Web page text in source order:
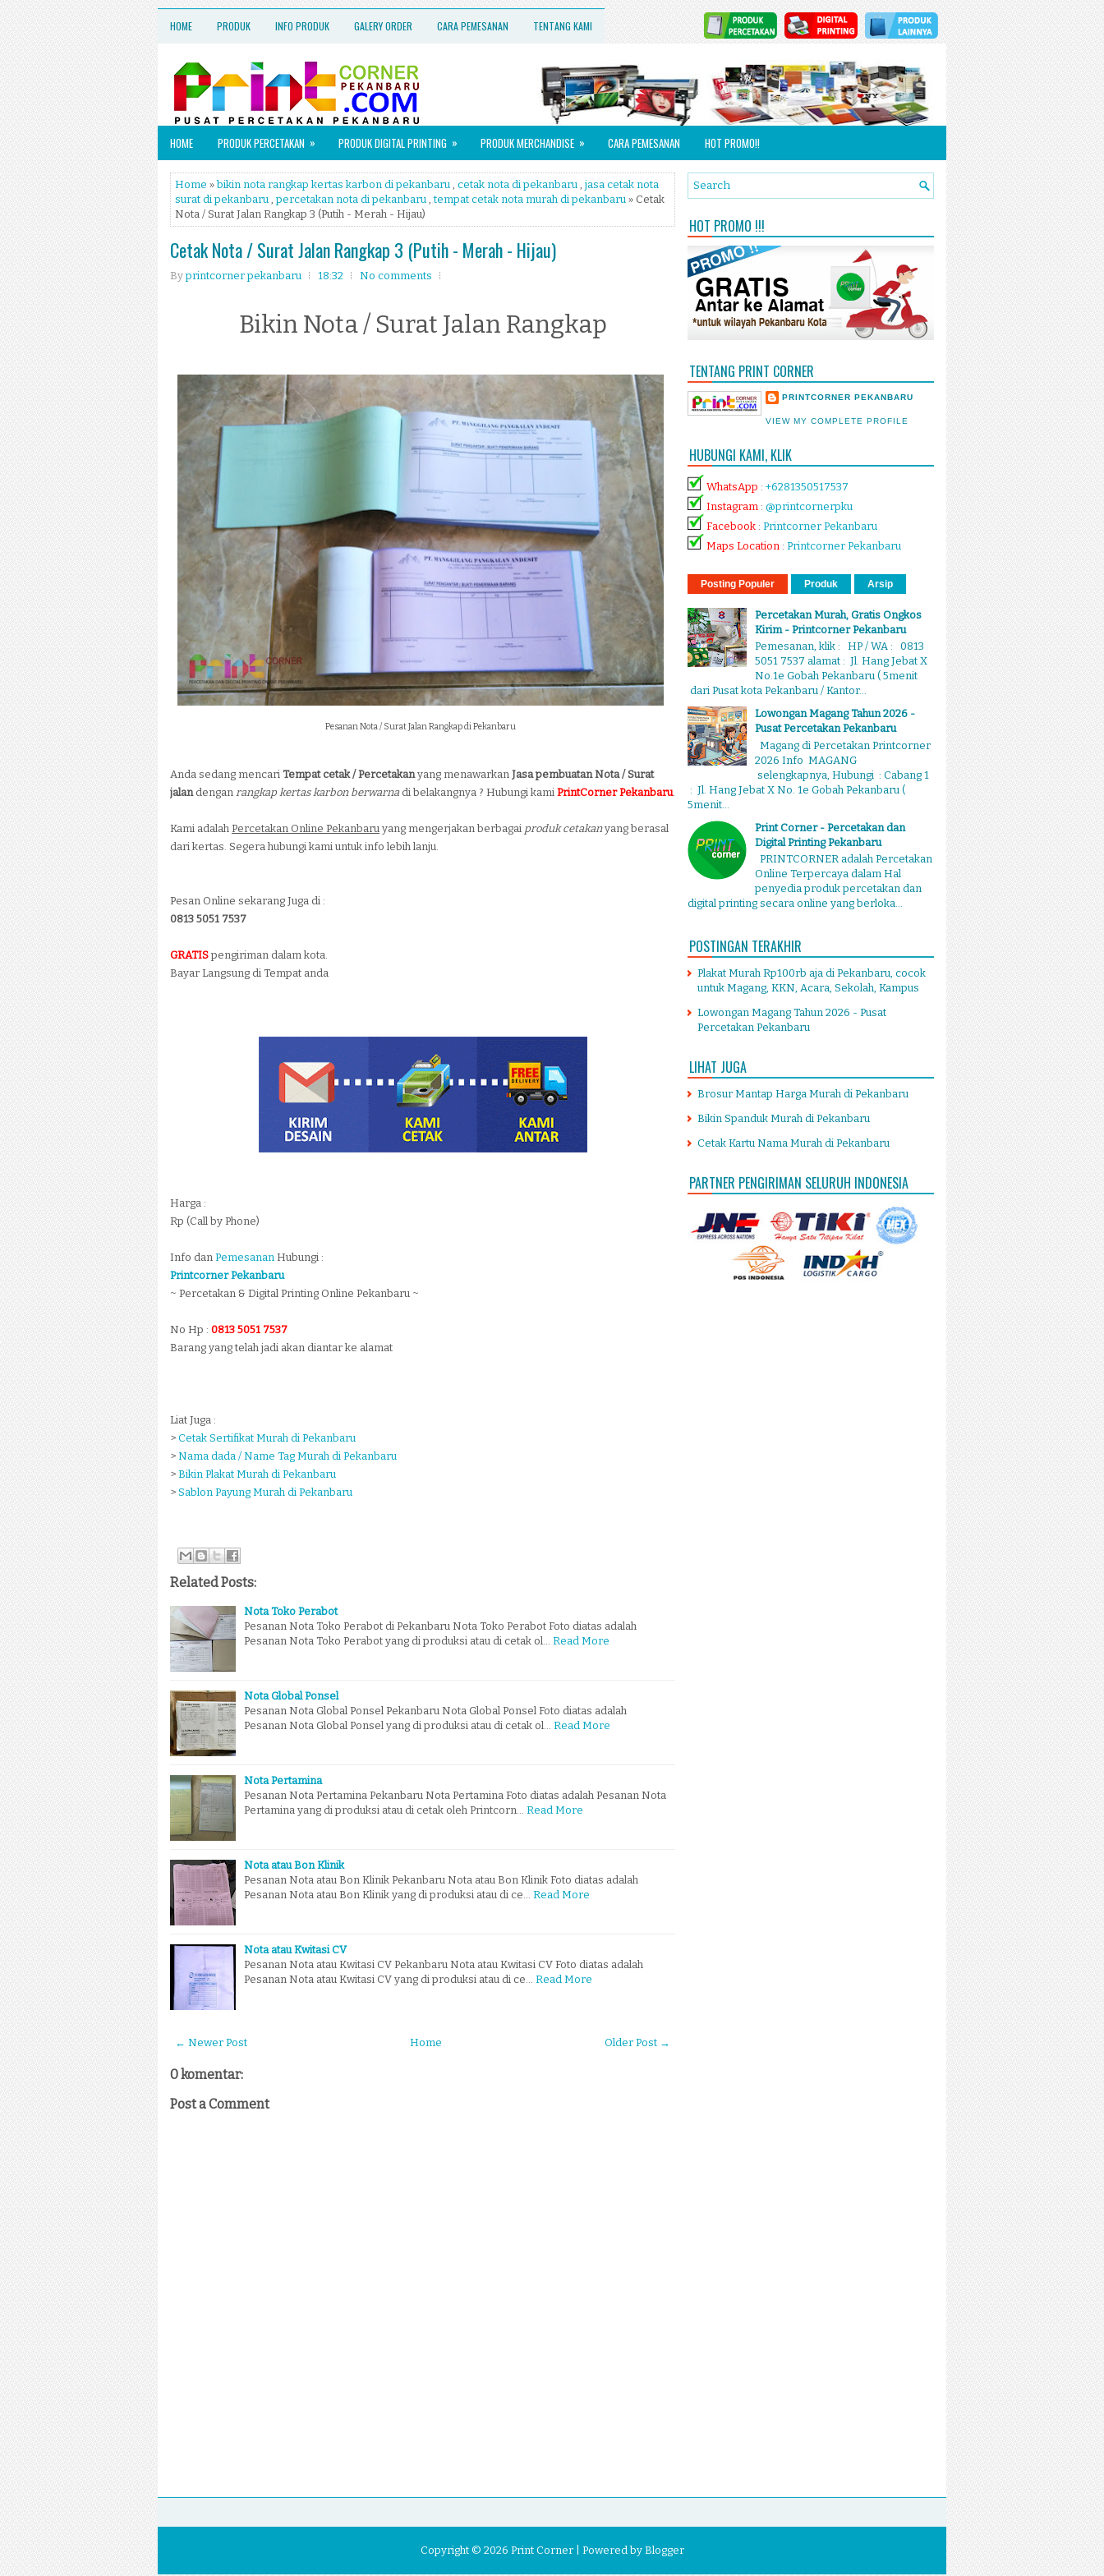
HOME PRODUK INFO PRODUK GALERY ORDER CARA PEMESANAN TENTANG KAMI
HOME PRODUK PERCETAKAN » PRODUK DIGITAL PRINTING » PRODUK MERCHANDISE » CARA PEMESANAN HOT PROMO!!
Home »bikin nota rangkap kertas karbon di pekanbaru , cetak nota di pekanbaru , jasa cetak nota
surat di pekanbaru ,percetakan nota di pekanbaru ,tempat cetak nota murah di pekanbaru » Cetak
Nota / Surat Jalan Rangkap 3 (Putih - Merah - Hijau)
Cetak Nota / Surat Jalan Rangkap 3 (Putih - Merah - Hijau)
Byprintcorner pekanbaru 18:32 No comments
Bikin Nota / Surat Jalan Rangkap
Pesanan Nota / Surat Jalan Rangkap di Pekanbaru
Anda sedang mencari Tempat cetak / Percetakanyang menawarkan Jasa pembuatan Nota / Surat
jalan dengan rangkap kertas karbon berwarnadi belakangnya ? Hubungi kami PrintCorner Pekanbaru.
Kami adalah Percetakan Online Pekanbaru yang mengerjakan berbagai produk cetakanyang berasal
dari kertas. Segera hubungi kami untuk info lebih lanju.
Pesan Online sekarang Juga di :
0813 5051 7537
GRATIS pengiriman dalam kota.
Bayar Langsung di Tempat anda
Harga :
Rp (Call by Phone)
Info dan Pemesanan Hubungi :
Printcorner Pekanbaru
~ Percetakan & Digital Printing Online Pekanbaru ~
No Hp : 0813 5051 7537
Barang yang telah jadi akan diantar ke alamat
Liat Juga :
> Cetak Sertifikat Murah di Pekanbaru
> Nama dada / Name Tag Murah di Pekanbaru
> Bikin Plakat Murah di Pekanbaru
> Sablon Payung Murah di Pekanbaru
Related Posts:
Nota Toko Perabot
Pesanan Nota Toko Perabot di Pekanbaru Nota Toko Perabot Foto diatas adalah
Pesanan Nota Toko Perabot yang di produksi atau di cetak ol…
Read More
Nota Global Ponsel
Pesanan Nota Global Ponsel Pekanbaru Nota Global Ponsel Foto diatas adalah
Pesanan Nota Global Ponsel yang di produksi atau di cetak ol…
Read More
Nota Pertamina
Pesanan Nota Pertamina Pekanbaru Nota Pertamina Foto diatas adalah Pesanan Nota
Pertamina yang di produksi atau di cetak oleh Printcorn…
Read More
Nota atau Bon Klinik
Pesanan Nota atau Bon Klinik Pekanbaru Nota atau Bon Klinik Foto diatas adalah
Pesanan Nota atau Bon Klinik yang di produksi atau di ce…
Read More
Nota atau Kwitasi CV
Pesanan Nota atau Kwitasi CV Pekanbaru Nota atau Kwitasi CV Foto diatas adalah
Pesanan Nota atau Kwitasi CV yang di produksi atau di ce…
Read More
← Newer Post Older Post →
Home
0 komentar:
Post a Comment
HOT PROMO !!!
TENTANG PRINT CORNER
PRINTCORNER PEKANBARU
VIEW MY COMPLETE PROFILE
HUBUNGI KAMI, KLIK
WhatsApp : +6281350517537
Instagram : @printcornerpku
Facebook : Printcorner Pekanbaru
Maps Location : Printcorner Pekanbaru
Posting Populer Produk Arsip
Percetakan Murah, Gratis Ongkos
Kirim - Printcorner Pekanbaru
Pemesanan, klik : HP / WA : 0813
5051 7537 alamat : Jl. Hang Jebat X
No.1e Gobah Pekanbaru ( 5menit
dari Pusat kota Pekanbaru / Kantor...
Lowongan Magang Tahun 2026 -
Pusat Percetakan Pekanbaru
Magang di Percetakan Printcorner
2026 Info MAGANG
selengkapnya, Hubungi : Cabang 1
: Jl. Hang Jebat X No. 1e Gobah Pekanbaru (
5menit...
Print Corner - Percetakan dan
Digital Printing Pekanbaru
PRINTCORNER adalah Percetakan
Online Terpercaya dalam Hal
penyedia produk percetakan dan
digital printing secara online yang berloka...
POSTINGAN TERAKHIR
Plakat Murah Rp100rb aja di Pekanbaru, cocok
untuk Magang, KKN, Acara, Sekolah, Kampus
Lowongan Magang Tahun 2026 - Pusat
Percetakan Pekanbaru
LIHAT JUGA
Brosur Mantap Harga Murah di Pekanbaru
Bikin Spanduk Murah di Pekanbaru
Cetak Kartu Nama Murah di Pekanbaru
PARTNER PENGIRIMAN SELURUH INDONESIA
Copyright © 2026 Print Corner| Powered by Blogger